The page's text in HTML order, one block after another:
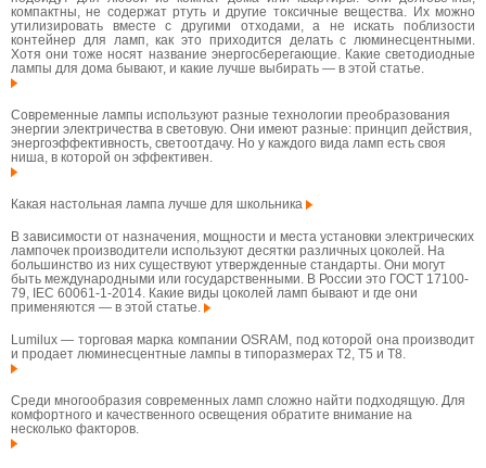
компактны, не содержат ртуть и другие токсичные вещества. Их можно
утилизировать вместе с другими отходами, а не искать поблизости
контейнер для ламп, как это приходится делать с люминесцентными.
Хотя они тоже носят название энергосберегающие. Какие светодиодные
лампы для дома бывают, и какие лучше выбирать — в этой статье.
Современные лампы используют разные технологии преобразования
энергии электричества в световую. Они имеют разные: принцип действия,
энергоэффективность, светоотдачу. Но у каждого вида ламп есть своя
ниша, в которой он эффективен.
Какая настольная лампа лучше для школьника
В зависимости от назначения, мощности и места установки электрических
лампочек производители используют десятки различных цоколей. На
большинство из них существуют утвержденные стандарты. Они могут
быть международными или государственными. В России это ГОСТ 17100-
79, IEC 60061-1-2014. Какие виды цоколей ламп бывают и где они
применяются — в этой статье.
Lumilux — торговая марка компании OSRAM, под которой она производит
и продает люминесцентные лампы в типоразмерах T2, T5 и T8.
Среди многообразия современных ламп сложно найти подходящую. Для
комфортного и качественного освещения обратите внимание на
несколько факторов.